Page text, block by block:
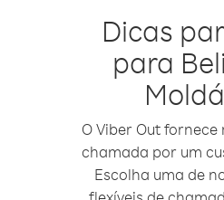
Dicas
para
O Viber Out
chamada por um
Escolha uma de